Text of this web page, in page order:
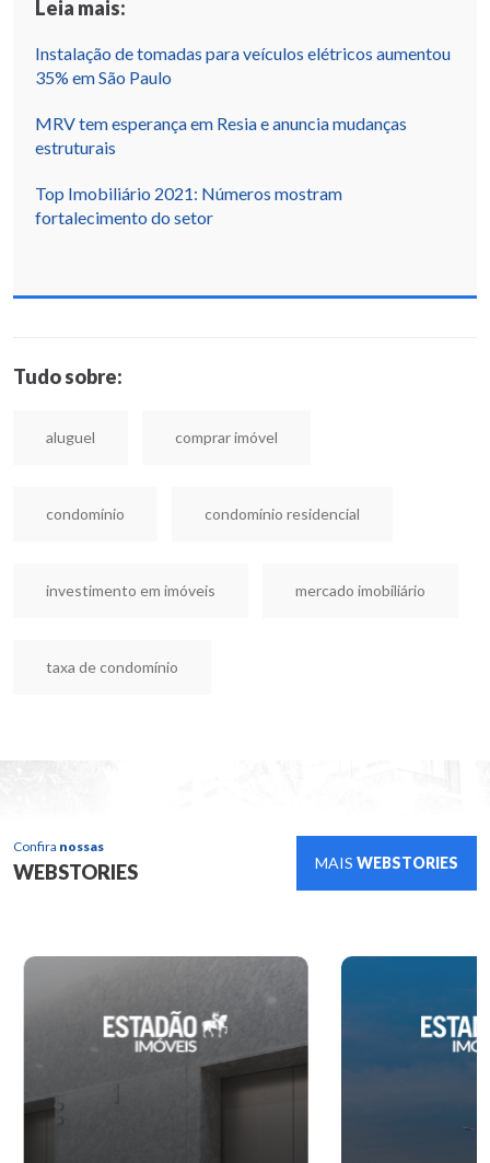
Leia mais:
Instalação de tomadas para veículos elétricos aumentou
35% em São Paulo
MRV tem esperança em Resia e anuncia mudanças
estruturais
Top Imobiliário 2021: Números mostram
fortalecimento do setor
Tudo sobre:
aluguel comprar imóvel
condomínio condomínio residencial
investimento em imóveis mercado imobiliário
taxa de condomínio
Confira nossas
WEBSTORIES MAIS WEBSTORIES